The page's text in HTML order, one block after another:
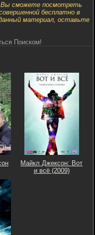
Вы сможете посмотреть
бесплатно в
материал, оставьте
Поиском!
Майкл Джексон: Вот
и всё (2009)